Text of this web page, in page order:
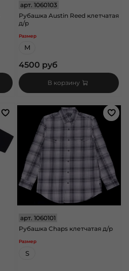
арт.1060103
Рубашка Austin Reed клетчатая
д/р
Размер
M
4500 руб
В корзину
арт.1060101
Рубашка Chaps клетчатая д/р
Размер
S